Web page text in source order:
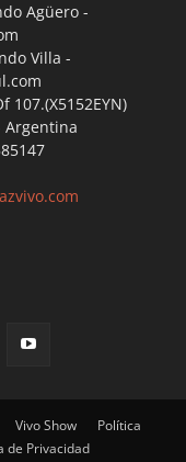
Agüero -
Villa -
107.(X5152EYN)
Argentina
Vivo Show
Política
de Privacidad